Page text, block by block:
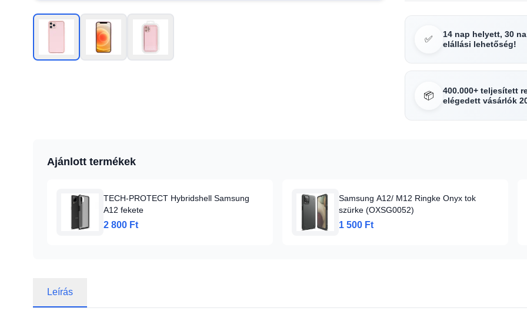
✅
14 nap helyett, 30
elállási lehetőség!
📦
400.000+ teljesített
elégedett vásárlók
Ajánlott termékek
TECH-PROTECT Hybridshell Samsung
A12 fekete
2 800 Ft
Samsung A12/ M12 Ringke Onyx tok
szürke (OXSG0052)
1 500 Ft
Leírás